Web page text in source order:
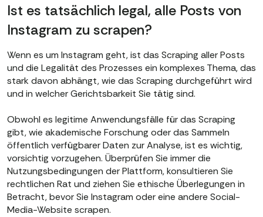
Ist es tatsächlich legal, alle Posts von
Instagram zu scrapen?
Wenn es um Instagram geht, ist das Scraping aller Posts
und die Legalität des Prozesses ein komplexes Thema, das
stark davon abhängt, wie das Scraping durchgeführt wird
und in welcher Gerichtsbarkeit Sie tätig sind.
Obwohl es legitime Anwendungsfälle für das Scraping
gibt, wie akademische Forschung oder das Sammeln
öffentlich verfügbarer Daten zur Analyse, ist es wichtig,
vorsichtig vorzugehen. Überprüfen Sie immer die
Nutzungsbedingungen der Plattform, konsultieren Sie
rechtlichen Rat und ziehen Sie ethische Überlegungen in
Betracht, bevor Sie Instagram oder eine andere Social-
Media-Website scrapen.